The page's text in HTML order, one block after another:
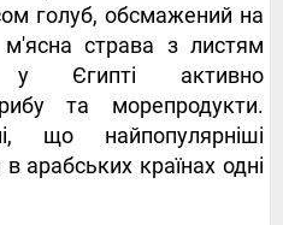
голуб, обсмажений на
м'ясна страва з листям
Єгипті активно
та морепродукти.
що найпопулярніші
в арабських країнах одні